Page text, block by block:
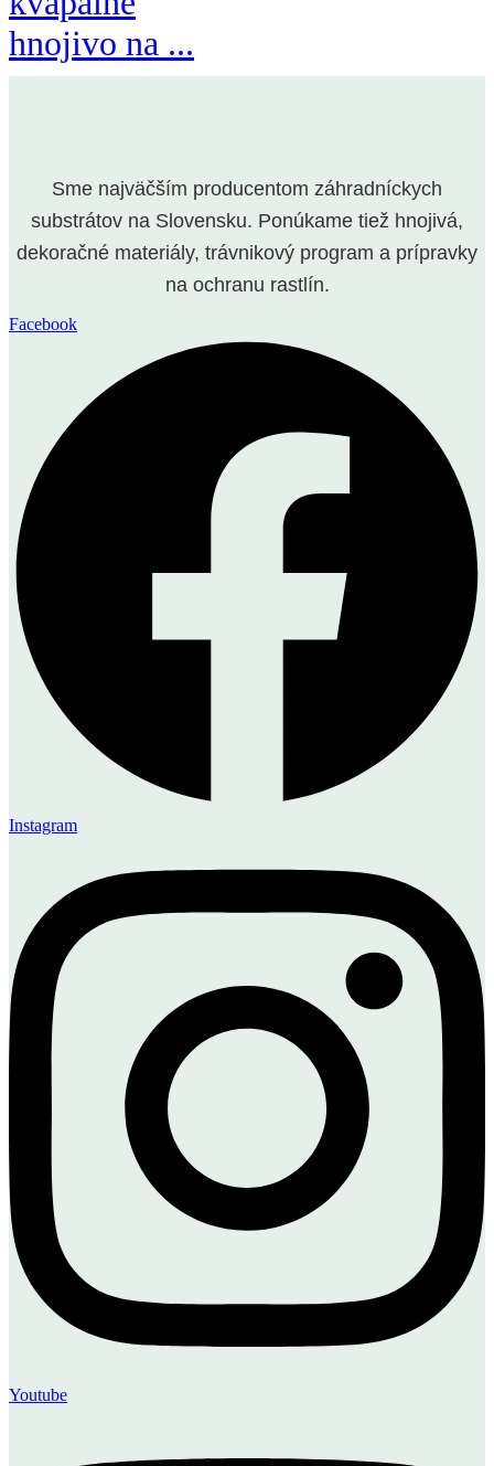
hnojivo na ...
Sme najväčším producentom záhradníckych
substrátov na Slovensku. Ponúkame tiež hnojivá,
dekoračné materiály, trávnikový program a prípravky
na ochranu rastlín.
Facebook
Instagram
Youtube